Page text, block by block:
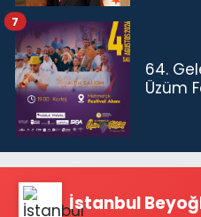
64.
Üzüm
7
İstanbul